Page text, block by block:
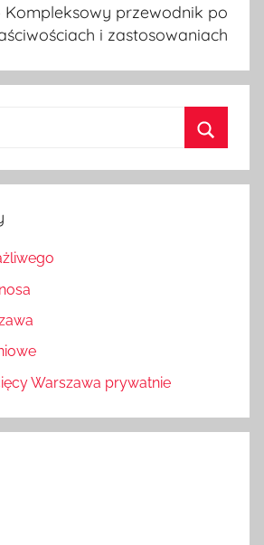
Kompleksowy przewodnik po
i zastosowaniach
Warszawa prywatnie